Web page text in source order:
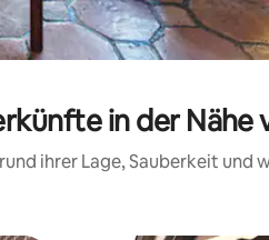
in der Nähe
ihrer Lage, Sauberkeit